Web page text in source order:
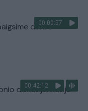
00:00:57
darbo
00:42:12
diskusija: Rusija